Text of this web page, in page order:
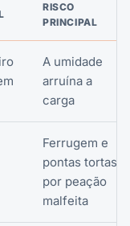
RISCO
PRINCIPAL
A umidade
arruína a
carga
Ferrugem e
pontas tortas
por peação
malfeita